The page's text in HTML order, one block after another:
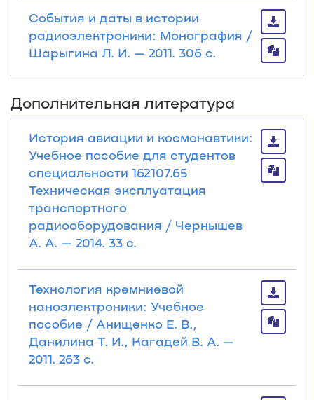
События и даты в истории
радиоэлектроники: Монография /
Шарыгина Л. И. — 2011. 306 с.
Дополнительная литература
История авиации и космонавтики:
Учебное пособие для студентов
специальности 162107.65
Техническая эксплуатация
транспортного
радиооборудования / Чернышев
А. А. — 2014. 33 с.
Технология кремниевой
наноэлектроники: Учебное
пособие / Анищенко Е. В.,
Данилина Т. И., Кагадей В. А. —
2011. 263 с.